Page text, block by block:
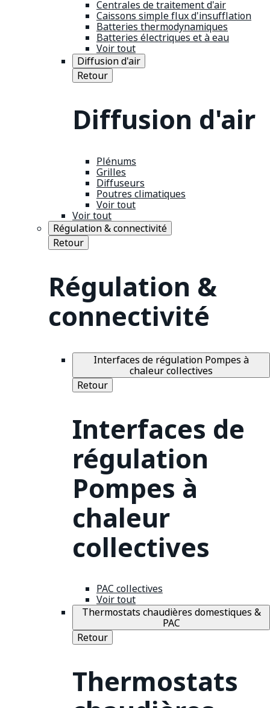
Centrales de traitement d'air
Caissons simple flux d'insufflation
Batteries thermodynamiques
Batteries électriques et à eau
Voir tout
Diffusion d'air
Retour
Diffusion d'air
Plénums
Grilles
Diffuseurs
Poutres climatiques
Voir tout
Voir tout
Régulation & connectivité
Retour
Régulation &
connectivité
Interfaces de régulation Pompes à
chaleur collectives
Retour
Interfaces de
régulation
Pompes à
chaleur
collectives
PAC collectives
Voir tout
Thermostats chaudières domestiques &
PAC
Retour
Thermostats